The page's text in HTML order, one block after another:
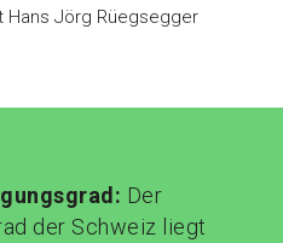
Hans Jörg Rüegsegger
Der
der Schweiz liegt